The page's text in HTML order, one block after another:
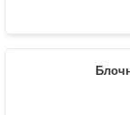
Длина